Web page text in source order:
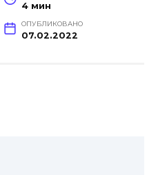
4 мин
ОПУБЛИКОВАНО
07.02.2022